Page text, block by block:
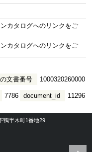
カタログへのリンクをご
カタログへのリンクをご
文書番号 1000320260000
document_id 11296
7786
鴨半木町1番地29